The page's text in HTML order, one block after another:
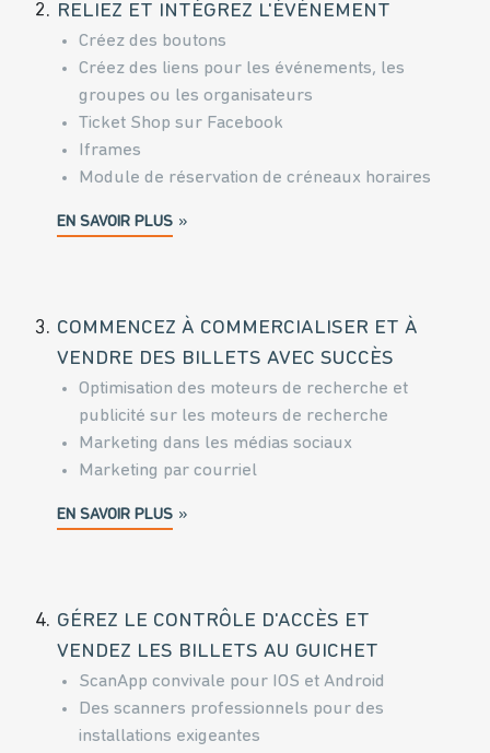
2. RELIEZ ET INTÉGREZ L'ÉVÉNEMENT
Créez des boutons
Créez des liens pour les événements, les
groupes ou les organisateurs
Ticket Shop sur Facebook
Iframes
Module de réservation de créneaux horaires
EN SAVOIR PLUS
3. COMMENCEZ À COMMERCIALISER ET À
VENDRE DES BILLETS AVEC SUCCÈS
Optimisation des moteurs de recherche et
publicité sur les moteurs de recherche
Marketing dans les médias sociaux
Marketing par courriel
EN SAVOIR PLUS
4. GÉREZ LE CONTRÔLE D'ACCÈS ET
VENDEZ LES BILLETS AU GUICHET
ScanApp convivale pour IOS et Android
Des scanners professionnels pour des
installations exigeantes